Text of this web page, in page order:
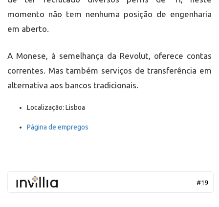
momento não tem nenhuma posição de engenharia
em aberto.
A Monese, à semelhança da Revolut, oferece contas
correntes. Mas também serviços de transferência em
alternativa aos bancos tradicionais.
Localização: Lisboa
Página de empregos